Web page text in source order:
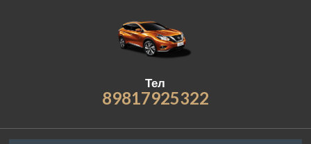
Тел
89817925322